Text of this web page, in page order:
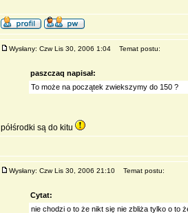
Wysłany: Czw Lis 30, 2006 1:04 Temat postu:
paszczaq napisał:
To może na początek zwiekszymy do 150 ?
półśrodki są do kitu
Wysłany: Czw Lis 30, 2006 21:10 Temat postu:
Cytat:
nie chodzi o to że nikt się nie zbliża tylko o to